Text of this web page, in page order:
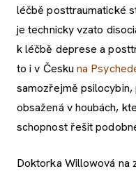
léčbě posttraumatické
je technicky vzato
k léčbě deprese a
to i v Českuna
samozřejmě psilocybin,
obsažená v houbách,
schopnost řešit
Doktorka Willowová na